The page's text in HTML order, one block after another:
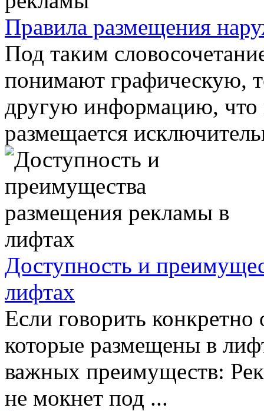
Правила размещения
Под таким
понимают графическую,
другую информацию, что
размещается
Доступность и
лифтах
Если говорить
которые размещены в
важных преимуществ:
не мокнет под ...